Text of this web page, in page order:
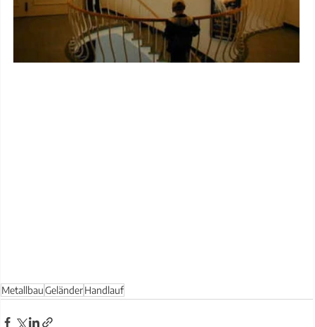
MetallbauGeländerHandlauf